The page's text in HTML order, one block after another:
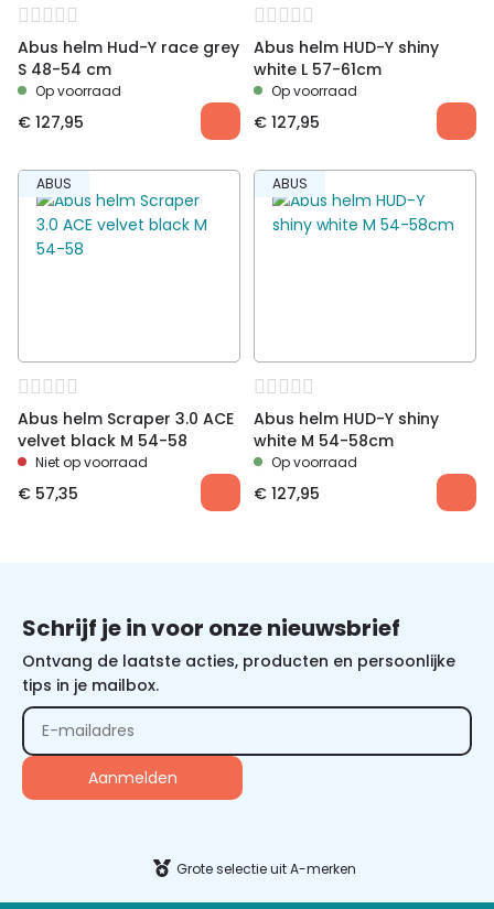
Abus helm Hud-Y race grey
S 48-54 cm
Op voorraad
€ 127,95
Abus helm HUD-Y shiny
white L 57-61cm
Op voorraad
€ 127,95
ABUS
Abus helm Scraper 3.0 ACE
velvet black M 54-58
Niet op voorraad
€ 57,35
ABUS
Abus helm HUD-Y shiny
white M 54-58cm
Op voorraad
€ 127,95
Schrijf je in voor onze nieuwsbrief
Ontvang de laatste acties, producten en persoonlijke
tips in je mailbox.
Grote selectie uit A-merken